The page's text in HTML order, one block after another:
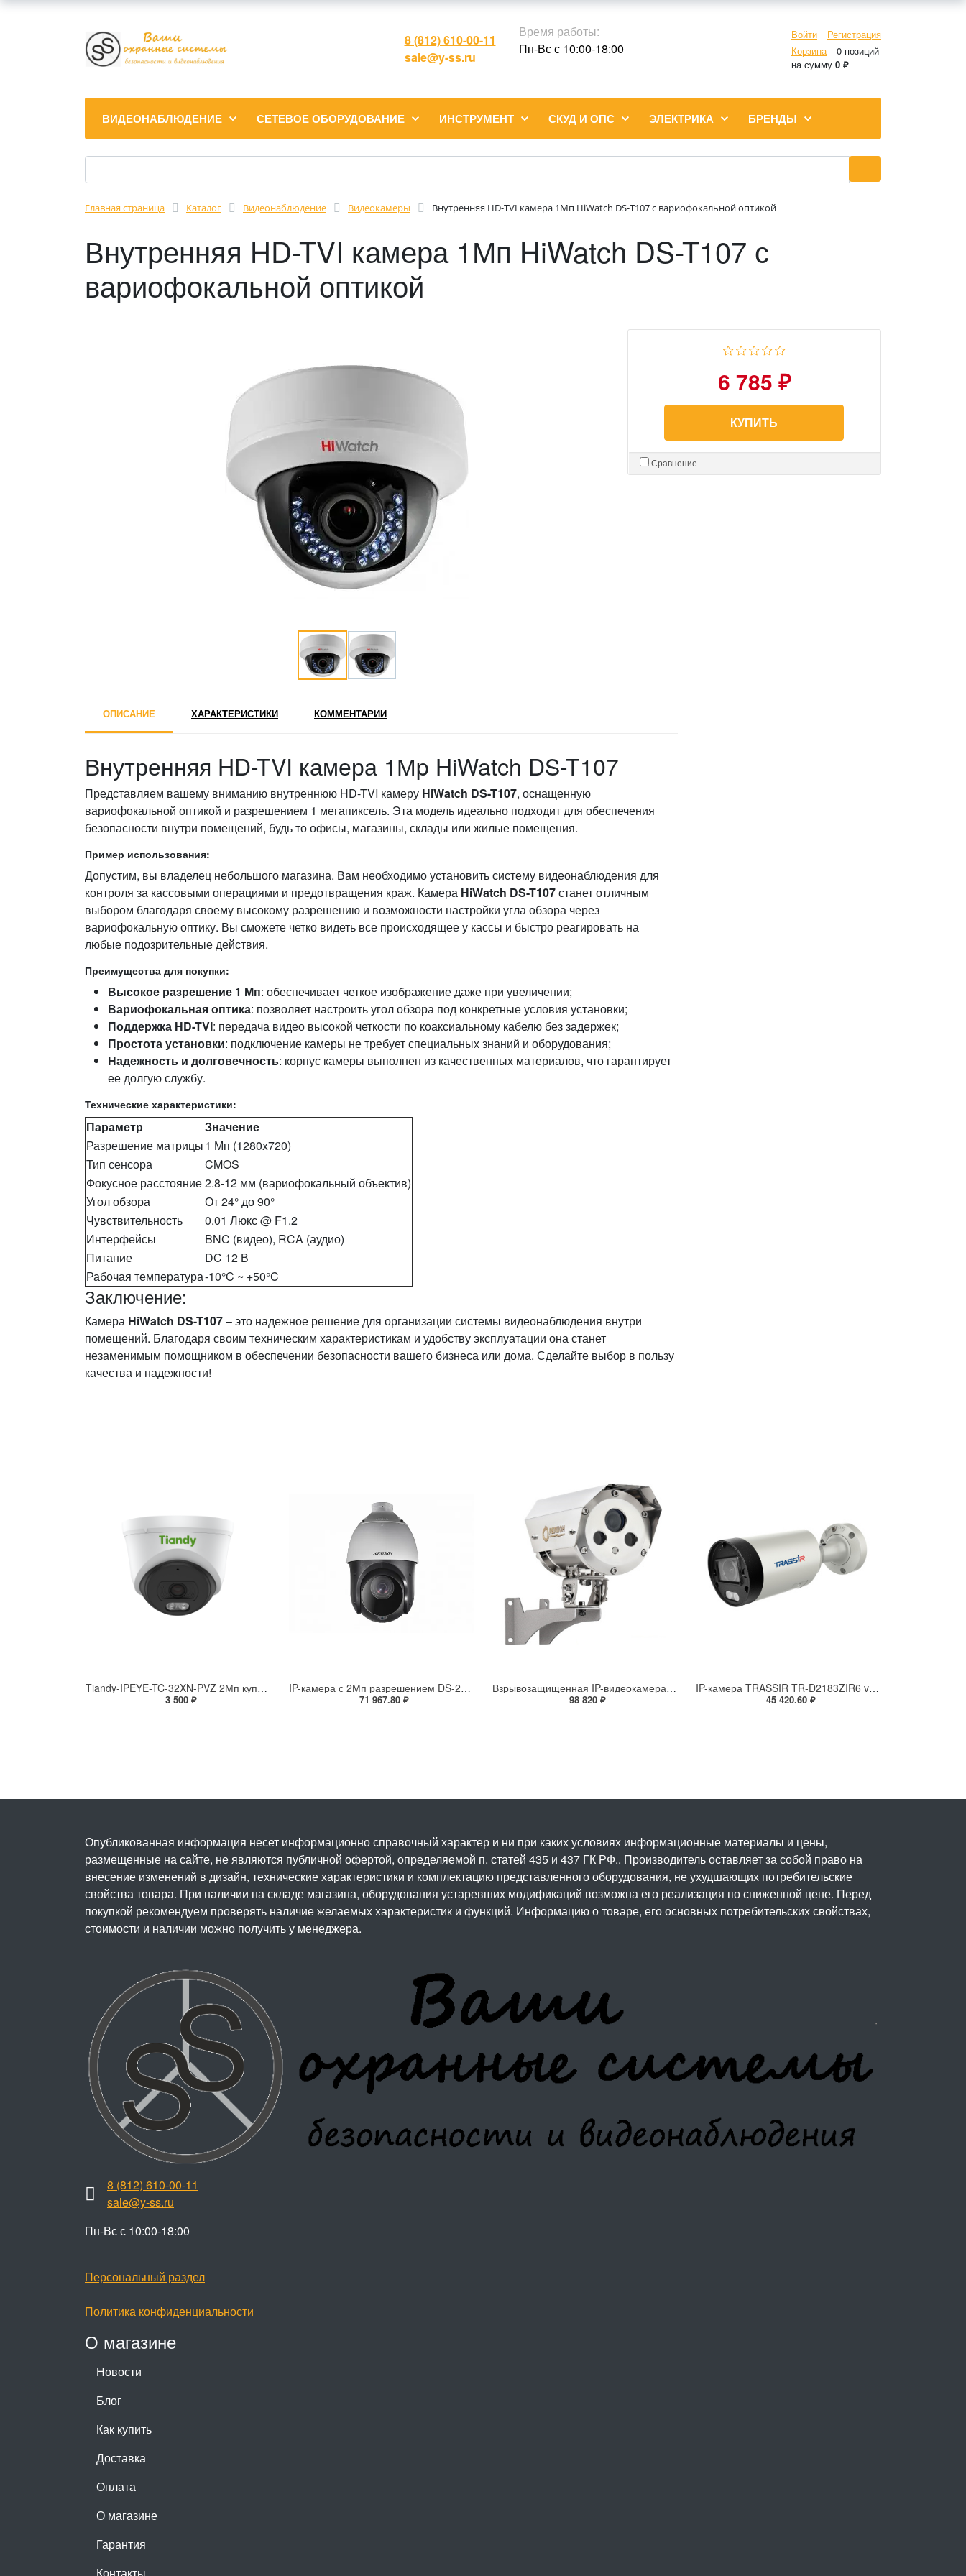
Войти
Регистрация
Корзина
0 позиций
на сумму 0 ₽
8 (812) 610-00-11
sale@y-ss.ru
Время работы:
Пн-Вс с 10:00-18:00
ВИДЕОНАБЛЮДЕНИЕ СЕТЕВОЕ ОБОРУДОВАНИЕ ИНСТРУМЕНТ СКУД И ОПС ЭЛЕКТРИКА БРЕНДЫ
Главная страница Каталог Видеонаблюдение Видеокамеры Внутренняя HD-TVI камера 1Мп HiWatch DS-T107 с вариофокальной оптикой
Внутренняя HD-TVI камера 1Мп HiWatch DS-T107 с
вариофокальной оптикой
6 785 ₽
КУПИТЬ
Сравнение
ОПИСАНИЕ ХАРАКТЕРИСТИКИ КОММЕНТАРИИ
Внутренняя HD-TVI камера 1Мp HiWatch DS-T107
Представляем вашему вниманию внутреннюю HD-TVI камеру HiWatch DS-T107, оснащенную
вариофокальной оптикой и разрешением 1 мегапиксель. Эта модель идеально подходит для обеспечения
безопасности внутри помещений, будь то офисы, магазины, склады или жилые помещения.
Пример использования:
Допустим, вы владелец небольшого магазина. Вам необходимо установить систему видеонаблюдения для
контроля за кассовыми операциями и предотвращения краж. Камера HiWatch DS-T107станет отличным
выбором благодаря своему высокому разрешению и возможности настройки угла обзора через
вариофокальную оптику. Вы сможете четко видеть все происходящее у кассы и быстро реагировать на
любые подозрительные действия.
Преимущества для покупки:
Высокое разрешение 1 Мп: обеспечивает четкое изображение даже при увеличении;
Вариофокальная оптика: позволяет настроить угол обзора под конкретные условия установки;
Поддержка HD-TVI: передача видео высокой четкости по коаксиальному кабелю без задержек;
Простота установки: подключение камеры не требует специальных знаний и оборудования;
Надежность и долговечность: корпус камеры выполнен из качественных материалов, что гарантирует
ее долгую службу.
Технические характеристики:
Параметр
Значение
Разрешение матрицы1 Мп (1280x720)
Тип сенсора
CMOS
Фокусное расстояние2.8-12 мм (вариофокальный объектив)
Угол обзора
От 24° до 90°
Чувствительность
0.01 Люкс @ F1.2
Интерфейсы
BNC (видео), RCA (аудио)
Питание
DC 12 В
Рабочая температура-10°C ~ +50°C
Заключение:
Камера HiWatch DS-T107– это надежное решение для организации системы видеонаблюдения внутри
помещений. Благодаря своим техническим характеристикам и удобству эксплуатации она станет
незаменимым помощником в обеспечении безопасности вашего бизнеса или дома. Сделайте выбор в пользу
качества и надежности!
Tiandy-IPEYE-TC-32XN-PVZ 2Мп купольная «турель» IP камера с фиксированным объективом, серия SPARK со встроенным агентом IPEYE для ПВЗ
3 500 ₽
IP-камера с 2Мп разрешением DS-2DE4225IW-DE(S5)
71 967.80 ₽
Взрывозащищенная IP-видеокамера Релион Релион-Exd-Н-100-ИК-IP5Мп2.8mm-PoE-МК-TR
98 820 ₽
IP-камера TRASSIR TR-D2183ZIR6 v7 (2.7-13.5 мм)
45 420.60 ₽
О магазине
Новости
Блог
Как купить
Доставка
Оплата
О магазине
Гарантия
8 (812) 610-00-11
sale@y-ss.ru
Пн-Вс с 10:00-18:00
Персональный раздел
Политика конфиденциальности
Опубликованная информация несет информационно справочный характер и ни при каких условиях информационные материалы и цены,
размещенные на сайте, не являются публичной офертой, определяемой п. статей 435 и 437 ГК РФ.. Производитель оставляет за собой право на
внесение изменений в дизайн, технические характеристики и комплектацию представленного оборудования, не ухудшающих потребительские
свойства товара. При наличии на складе магазина, оборудования устаревших модификаций возможна его реализация по сниженной цене. Перед
покупкой рекомендуем проверять наличие желаемых характеристик и функций. Информацию о товаре, его основных потребительских свойствах,
стоимости и наличии можно получить у менеджера.